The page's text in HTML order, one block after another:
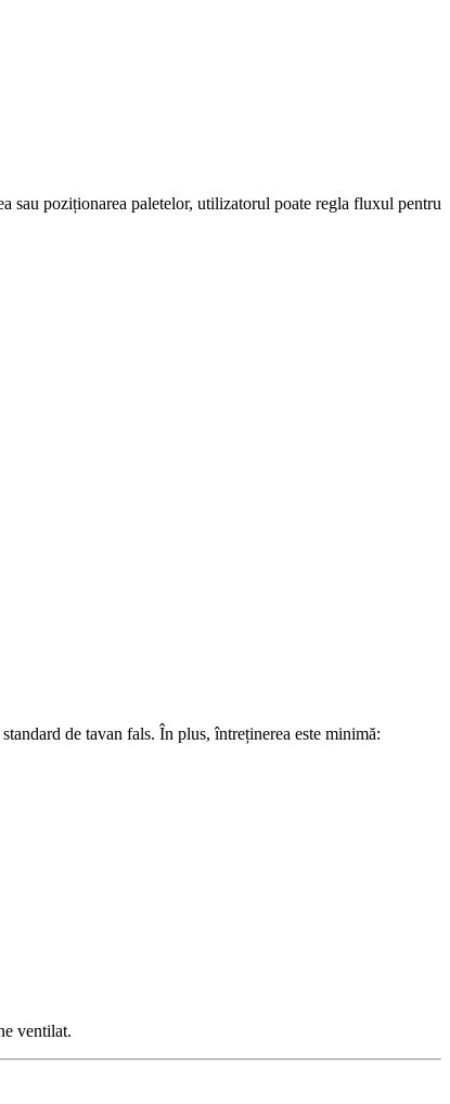
sau poziționarea paletelor, utilizatorul poate regla fluxul pentru
de tavan fals. În plus, întreținerea este minimă:
ventilat.